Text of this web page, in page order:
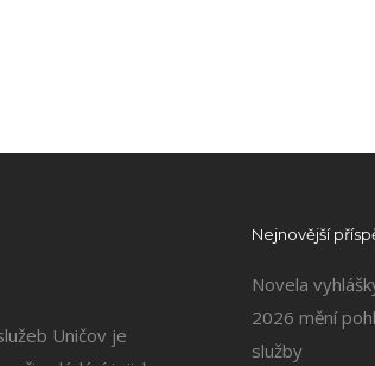
Uničov je
Nejnovější
Novela
2026 mění
služby